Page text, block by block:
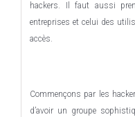
hackers. Il faut aussi
entreprises et celui des
accès.
Commençons par les
d’avoir un groupe